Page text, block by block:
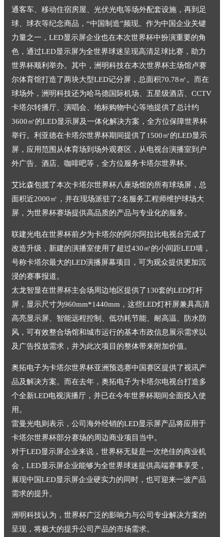
通客车、移动住宿房屋、光伏光电等场外配套设施，再到足
球、球衣等纪念商品，“中国制造”频现。作为中国企业关键
力量之一，LED显示屏企业也在本次世界杯中扮演重要的角
色，通过LED显示屏为全世界球迷呈现高清足球比赛，助力
世界杯顺利举办。其中，洲明科技在本次世界杯主场馆卢赛
尔体育馆打造了两块大型LED记分屏，总面积70.78㎡。而在
球场外，洲明科技还为哈马德国际机场、五星级酒店、CCTV
卡塔尔转播厅、演唱会、地标购物中心等地提供了总计约
3600㎡的LED显示屏及一体化解决方案，全方位保障世界杯
举行。利亚德在卡塔尔世界杯期间提供了1500㎡的LED显示
屏，应用范围从体育场到场外观赛区，从电视台演播室到户
外广告、酒店、咖啡吧等，全方位服务卡塔尔世界杯。
艾比森包揽了本次卡塔尔世界杯八座场馆的所有球场屏，总
面积近2000㎡，并在现场派驻了2名服务工程师维护球场大
屏，为世界杯赛场提供高品质的产品与专业化的服务。
联建光电在世界杯前夕为卡塔尔的阿尔阿拉比电视台完成了
改造升级，新建的演播室使用了超过430㎡的小间距LED墙，
号称卡塔尔最大的LED演播屏幕项目，可为观众提供更加沉
浸的赛事报道。
太龙智显在世界杯主会场周边地区提供了130套的LED灯杆
屏，显示尺寸为960mm*1440mm，这些LED灯杆屏兼具高清
高亮显示屏、智能远程控制、低功耗节能、耐高温、防水防
风，可有效整合场馆和城市运行的基本市政信息展示需求以
及广告投放需求，并为此次项目的整体带来附加价值。
奥拓电子为卡塔尔世界杯亚洲预选赛中国赛区提供了视讯产
品及解决方案。而在去年，奥拓电子为卡塔尔电视台打造多
个全新LED电视演播厅，并已在今年世界杯期间全面投入使
用。
雷曼光电则表示，公司海外经销的LED显示屏产品将应用于
卡塔尔世界杯部分赛场的周边商业项目当中。
对于LED显示屏企业来说，世界杯无疑是一次绝佳的商业机
会，LED显示屏企业能够为全世界球迷提供高端赛事享受，
展现中国LED显示屏企业硬实力的同时，也可迎来一波产品
需求的提升。
洲明科技认为，世界杯广泛的影响力与公司专业解决方案的
呈现，将极大的提升公司产品的市场需求。